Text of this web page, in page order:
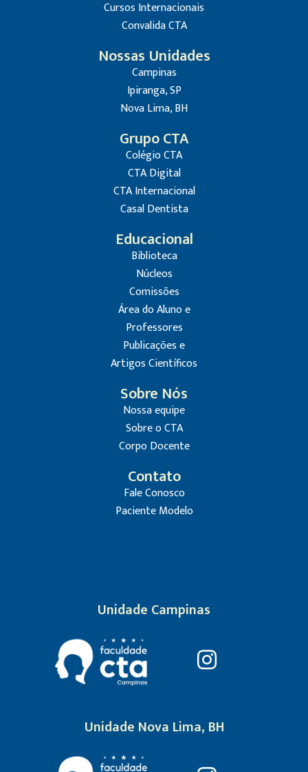
Cursos Internacionais
Convalida CTA
Nossas Unidades
Campinas
Ipiranga, SP
Nova Lima, BH
Grupo CTA
Colégio CTA
CTA Digital
CTA Internacional
Casal Dentista
Educacional
Biblioteca
Núcleos
Comissões
Área do Aluno e
Professores
Publicações e
Artigos Científicos
Sobre Nós
Nossa equipe
Sobre o CTA
Corpo Docente
Contato
Fale Conosco
Paciente Modelo
Unidade Campinas
Unidade Nova Lima, BH